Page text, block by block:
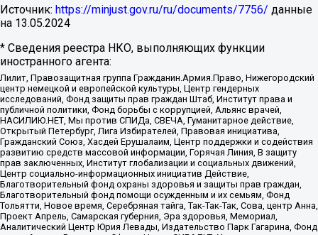
Источник: https://minjust.gov.ru/ru/documents/7756/ данные
на 13.05.2024
* Сведения реестра НКО, выполняющих функции
иностранного агента:
Лилит, Правозащитная группа Гражданин.Армия.Право, Нижегородский
центр немецкой и европейской культуры, Центр гендерных
исследований, Фонд защиты прав граждан Штаб, Институт права и
публичной политики, Фонд борьбы с коррупцией, Альянс врачей,
НАСИЛИЮ.НЕТ, Мы против СПИДа, СВЕЧА, Гуманитарное действие,
Открытый Петербург, Лига Избирателей, Правовая инициатива,
Гражданский Союз, Хасдей Ерушалаим, Центр поддержки и содействия
развитию средств массовой информации, Горячая Линия, В защиту
прав заключенных, Институт глобализации и социальных движений,
Центр социально-информационных инициатив Действие,
Благотворительный фонд охраны здоровья и защиты прав граждан,
Благотворительный фонд помощи осужденным и их семьям, Фонд
Тольятти, Новое время, Серебряная тайга, Так-Так-Так, Сова, центр Анна,
Проект Апрель, Самарская губерния, Эра здоровья, Мемориал,
Аналитический Центр Юрия Левады, Издательство Парк Гагарина, Фонд